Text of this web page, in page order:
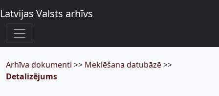
Latvijas Valsts arhīvs
Arhīva dokumenti >> Meklēšana datubāzē>>
Detalizējums